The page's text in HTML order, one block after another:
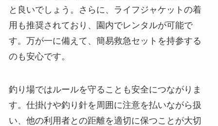
と良いでしょう。さらに、ライフジャケットの着
用も推奨されており、園内でレンタルが可能で
す。万が一に備えて、簡易救急セットを持参する
のも安心です。
釣り場ではルールを守ることも安全につながりま
す。仕掛けや釣り針を周囲に注意を払いながら扱
い、他の利用者との距離を適切に保つことが大切